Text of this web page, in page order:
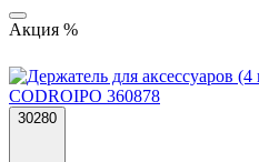
Акция %
30280